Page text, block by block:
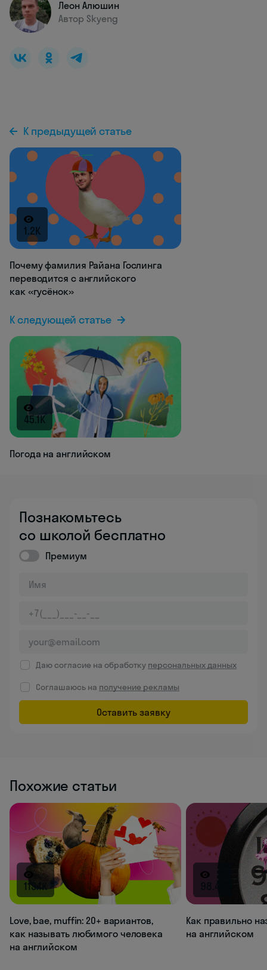
Леон Алюшин
Автор Skyeng
К предыдущей статье
1.2K
Почему фамилия Райана Гослинга
переводится с английского
как «гусёнок»
К следующей статье
45.1K
Погода на английском
Познакомьтесь
со школой бесплатно
Премиум
Даю согласие на обработку персональных данных
Соглашаюсь на получение рекламы
Оставить заявку
Похожие статьи
113.1K
Love, bae, muffin: 20+ вариантов,
как называть любимого человека
на английском
98.4K
Как правильно
на английском